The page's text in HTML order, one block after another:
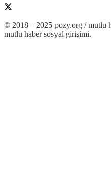
© 2018 – 2025 pozy.org / mutlu
mutlu haber sosyal girişimi.